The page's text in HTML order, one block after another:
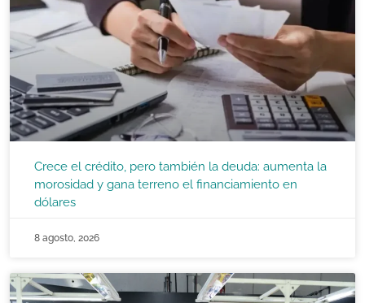
Crece el crédito, pero también la deuda: aumenta la
morosidad y gana terreno el financiamiento en
dólares
8 agosto, 2026